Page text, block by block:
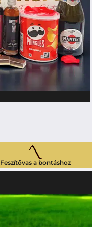
Feszítővas a bontáshoz